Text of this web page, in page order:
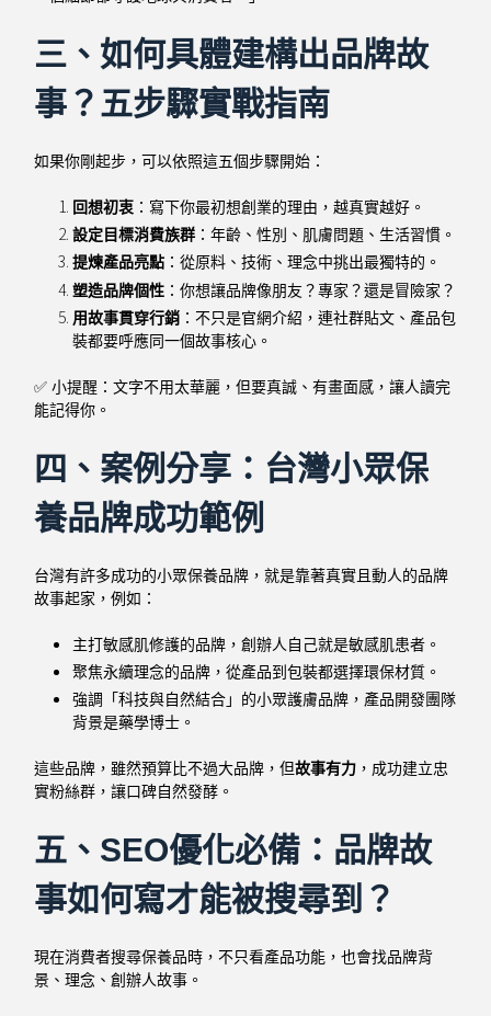
三、如何具體建構出品牌故
事？五步驟實戰指南
如果你剛起步，可以依照這五個步驟開始：
回想初衷 ：寫下你最初想創業的理由，越真實越好。
設定目標消費族群 ：年齡、性別、肌膚問題、生活習慣。
提煉產品亮點 ：從原料、技術、理念中挑出最獨特的。
塑造品牌個性 ：你想讓品牌像朋友？專家？還是冒險家？
用故事貫穿行銷 ：不只是官網介紹，連社群貼文、產品包
裝都要呼應同一個故事核心。
✅ 小提醒：文字不用太華麗，但要真誠、有畫面感，讓人讀完
能記得你。
四、案例分享：台灣小眾保
養品牌成功範例
台灣有許多成功的小眾保養品牌，就是靠著真實且動人的品牌
故事起家，例如：
主打敏感肌修護的品牌，創辦人自己就是敏感肌患者。
聚焦永續理念的品牌，從產品到包裝都選擇環保材質。
強調「科技與自然結合」的小眾護膚品牌，產品開發團隊
背景是藥學博士。
這些品牌，雖然預算比不過大品牌，但故事有力 ，成功建立忠
實粉絲群，讓口碑自然發酵。
五、SEO優化必備：品牌故
事如何寫才能被搜尋到？
現在消費者搜尋保養品時，不只看產品功能，也會找品牌背
景、理念、創辦人故事。